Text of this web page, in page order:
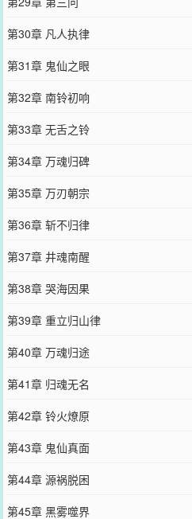
第30章 凡人执律
第31章 鬼仙之眼
第32章 南铃初响
第33章 无舌之铃
第34章 万魂归碑
第35章 万刃朝宗
第36章 斩不归律
第37章 井魂南醒
第38章 哭海因果
第39章 重立归山律
第40章 万魂归途
第41章 归魂无名
第42章 铃火燎原
第43章 鬼仙真面
第44章 源祸脱困
第45章 黑雾噬界